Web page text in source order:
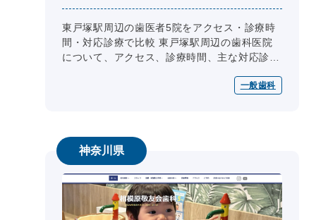
東戸塚駅周辺の歯医者5院をアクセス・診療時
間・対応診療で比較 東戸塚駅周辺の歯科医院
について、アクセス、診療時間、主な対応診
目で整理しています。生活動線や相談...一般歯科
神奈川県